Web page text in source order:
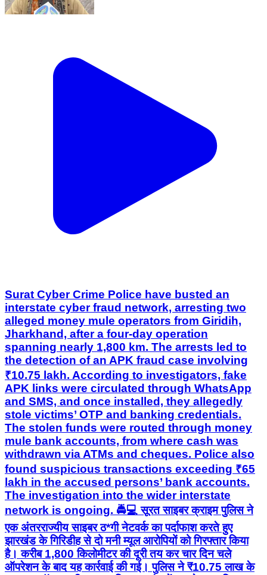
Surat Cyber Crime Police have busted an
interstate cyber fraud network, arresting two
alleged money mule operators from Giridih,
Jharkhand, after a four-day operation
spanning nearly 1,800 km. The arrests led to
the detection of an APK fraud case involving
₹10.75 lakh. According to investigators, fake
APK links were circulated through WhatsApp
and SMS, and once installed, they allegedly
stole victims’ OTP and banking credentials.
The stolen funds were routed through money
mule bank accounts, from where cash was
withdrawn via ATMs and cheques. Police also
found suspicious transactions exceeding ₹65
lakh in the accused persons’ bank accounts.
The investigation into the wider interstate
network is ongoing. 🚔💻 सूरत साइबर क्राइम पुलिस ने
एक अंतरराज्यीय साइबर ठ*गी नेटवर्क का पर्दाफाश करते हुए
झारखंड के गिरिडीह से दो मनी म्यूल आरोपियों को गिरफ्तार किया
है। करीब 1,800 किलोमीटर की दूरी तय कर चार दिन चले
ऑपरेशन के बाद यह कार्रवाई की गई। पुलिस ने ₹10.75 लाख के